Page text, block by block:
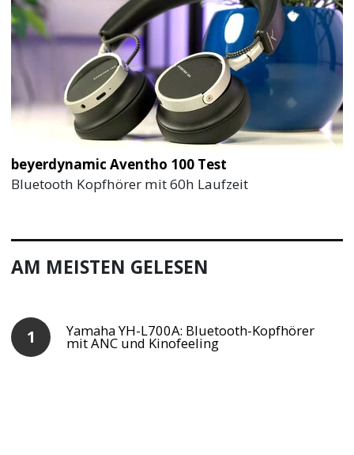
beyerdynamic Aventho 100 Test
Bluetooth Kopfhörer mit 60h Laufzeit
AM MEISTEN GELESEN
Yamaha YH-L700A: Bluetooth-Kopfhörer
mit ANC und Kinofeeling